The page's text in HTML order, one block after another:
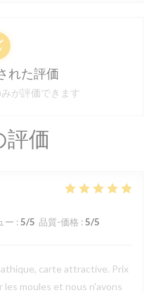
評価
ー : 5/5 品質-価格 : 5/5
carte attractive. Prix
moules et nous n'avons
れた評価
が評価できます